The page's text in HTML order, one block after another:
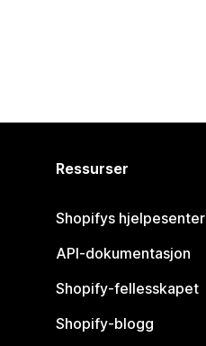
Ressurser
Shopifys hjelpesenter
API-dokumentasjon
Shopify-fellesskapet
Shopify-blogg